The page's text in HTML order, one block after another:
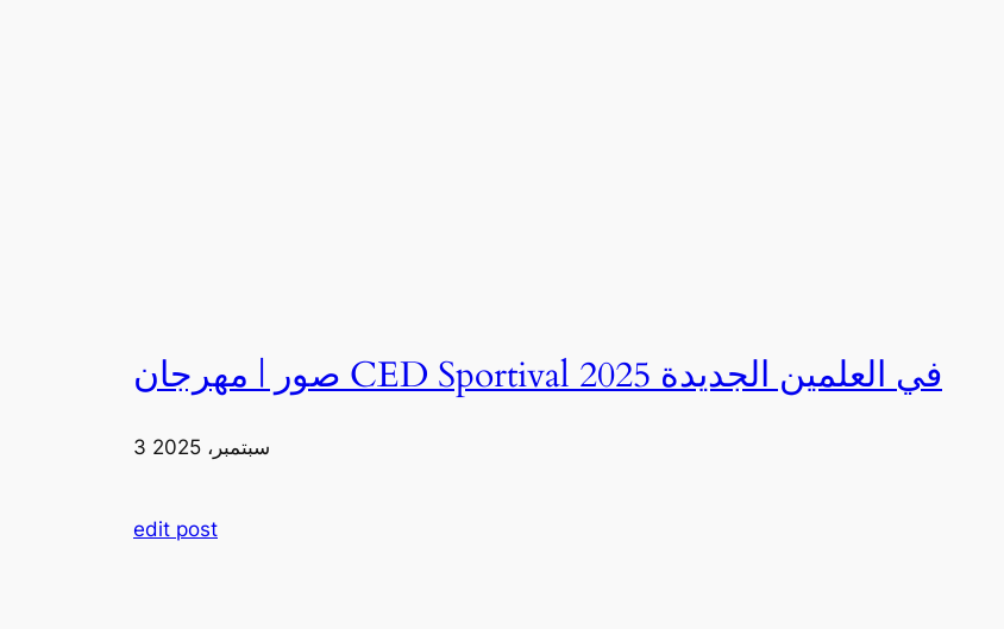
صور | مهرجان CED Sportival في العلمين الجديدة 2025
3 سبتمبر، 2025
edit post